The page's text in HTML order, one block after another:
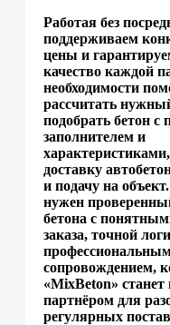
Работая без
поддерживаем
цены и
качество каждой
необходимости
рассчитать
подобрать бетон с
заполнителем и
доставку
и подачу на
нужен
бетона с
заказа, точной
сопровождением,
«MixBeton»
партнёром для
регулярных